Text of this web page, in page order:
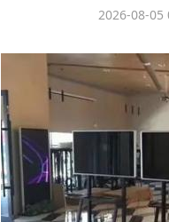
2026-08-